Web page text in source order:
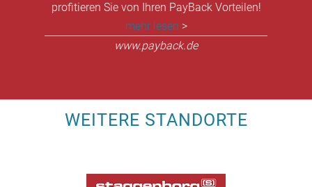
profitieren Sie von Ihren PayBack Vorteilen!
mehr lesen >
www.payback.de
WEITERE STANDORTE